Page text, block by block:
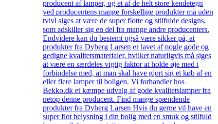
producent af lamper, og et af de helt store kendetegn
ved producentens mange forskellige produkter må uden
tvivl siges at være de super flotte og stilfulde designs,
som adskiller sig en del fra mange andre producenters.
Endvidere kan du bestemt også være sikker på, at
produkter fra Dyberg Larsen er lavet af nogle gode og
gedigne kvalitetsmaterialer, hvilket naturligvis må siges
at være en særdeles vigtig faktor at holde øje med i
forbindelse med, at man skal have gjort sig et køb af en
eller flere lamper til boligen. Vi forhandler hos
Bekko.dk et kæmpe udvalg af gode kvalitetslamper fra
netop denne producent. Find mange spændende
produkter fra Dyberg Larsen Hvis du gerne vil have en
super flot belysning i din bolig med en smuk og stilfuld